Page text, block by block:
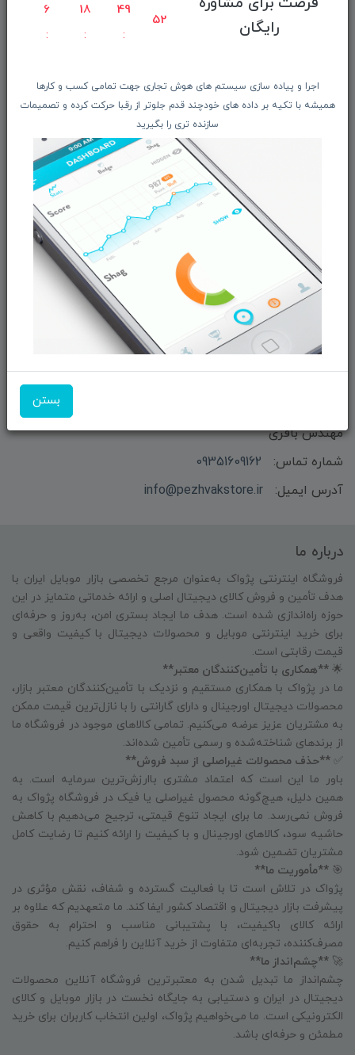
رایگان
6 18 49
52
اجرا و پیاده سازی سیستم های هوش تجاری جهت تمامی کسب و کارها
همیشه با تکیه بر داده های خودچند قدم جلوتر از رقبا حرکت کرده و تصمیمات
سازنده تری را بگیرید
بستن
راهنمای ثبت سفارش
معرفـــی همکــاران
ویتریــن فروشگـــاه
درباره ما بیشتر بدانید
از تخفیف‌ها و جدیدترین‌های فروشگاه ما باخبر شوید:
ثبت‌نام
ما را در شبکه‌های اجتماعی دنبال کنید:
بازرگانی و فروش محصولات MSI ماتریکس - جناب آقای
مهندس باقری
شماره تماس:
09351609162
آدرس ایمیل:
info@pezhvakstore.ir
درباره ما
فروشگاه اینترنتی پژواک به‌عنوان مرجع تخصصی بازار موبایل ایران با
هدف تأمین و فروش کالای دیجیتال اصلی و ارائه خدماتی متمایز در این
حوزه راه‌اندازی شده است. هدف ما ایجاد بستری امن، به‌روز و حرفه‌ای
برای خرید اینترنتی موبایل و محصولات دیجیتال با کیفیت واقعی و
قیمت رقابتی است.
🌟 **همکاری با تأمین‌کنندگان معتبر**
ما در پژواک با همکاری مستقیم و نزدیک با تأمین‌کنندگان معتبر بازار،
محصولات دیجیتال اورجینال و دارای گارانتی را با نازل‌ترین قیمت ممکن
به مشتریان عزیز عرضه می‌کنیم. تمامی کالاهای موجود در فروشگاه ما
از برندهای شناخته‌شده و رسمی تأمین شده‌اند.
✅ **حذف محصولات غیراصلی از سبد فروش**
باور ما این است که اعتماد مشتری باارزش‌ترین سرمایه است. به
همین دلیل، هیچ‌گونه محصول غیراصلی یا فیک در فروشگاه پژواک به
فروش نمی‌رسد. ما برای ایجاد تنوع قیمتی، ترجیح می‌دهیم با کاهش
حاشیه سود، کالاهای اورجینال و با کیفیت را ارائه کنیم تا رضایت کامل
مشتریان تضمین شود.
🎯 **مأموریت ما**
پژواک در تلاش است تا با فعالیت گسترده و شفاف، نقش مؤثری در
پیشرفت بازار دیجیتال و اقتصاد کشور ایفا کند. ما متعهدیم که علاوه بر
ارائه کالای باکیفیت، با پشتیبانی مناسب و احترام به حقوق
مصرف‌کننده، تجربه‌ای متفاوت از خرید آنلاین را فراهم کنیم.
🚀 **چشم‌انداز ما**
چشم‌انداز ما تبدیل شدن به معتبرترین فروشگاه آنلاین محصولات
دیجیتال در ایران و دستیابی به جایگاه نخست در بازار موبایل و کالای
الکترونیکی است. ما می‌خواهیم پژواک، اولین انتخاب کاربران برای خرید
مطمئن و حرفه‌ای باشد.